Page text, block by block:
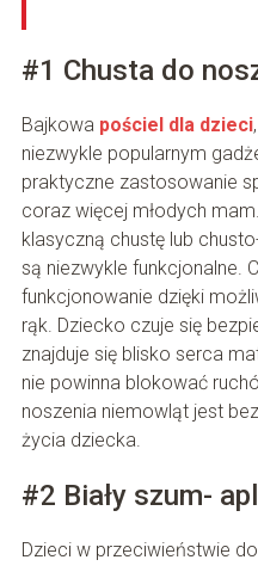
#1 Chusta do
Bajkowa pościel dla dzieci
niezwykle popularnym
praktyczne zastosowanie
coraz więcej młodych
klasyczną chustę lub
są niezwykle funkcjonalne.
funkcjonowanie dzięki
rąk. Dziecko czuje się
znajduje się blisko serca
nie powinna blokować
noszenia niemowląt jest
życia dziecka.
#2 Biały szum-
Dzieci w przeciwieństwie